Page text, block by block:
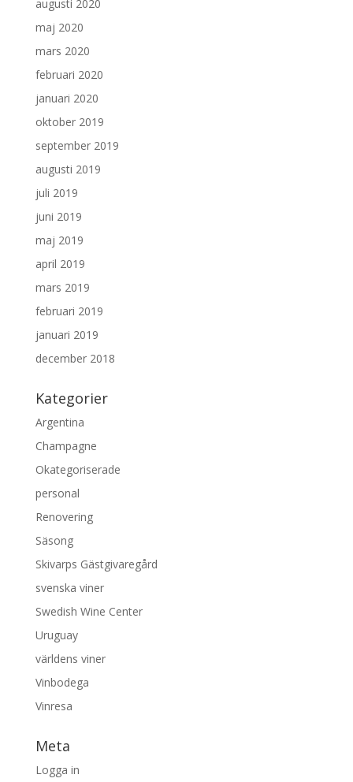
augusti 2020
maj 2020
mars 2020
februari 2020
januari 2020
oktober 2019
september 2019
augusti 2019
juli 2019
juni 2019
maj 2019
april 2019
mars 2019
februari 2019
januari 2019
december 2018
Kategorier
Argentina
Champagne
Okategoriserade
personal
Renovering
Säsong
Skivarps Gästgivaregård
svenska viner
Swedish Wine Center
Uruguay
världens viner
Vinbodega
Vinresa
Meta
Logga in